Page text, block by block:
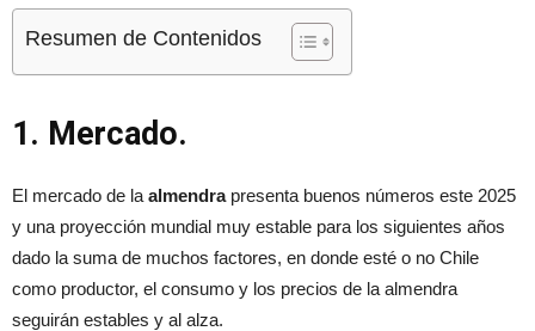
Resumen de Contenidos
1. Mercado.
El mercado de la almendrapresenta buenos números este 2025
y una proyección mundial muy estable para los siguientes años
dado la suma de muchos factores, en donde esté o no Chile
como productor, el consumo y los precios de la almendra
seguirán estables y al alza.